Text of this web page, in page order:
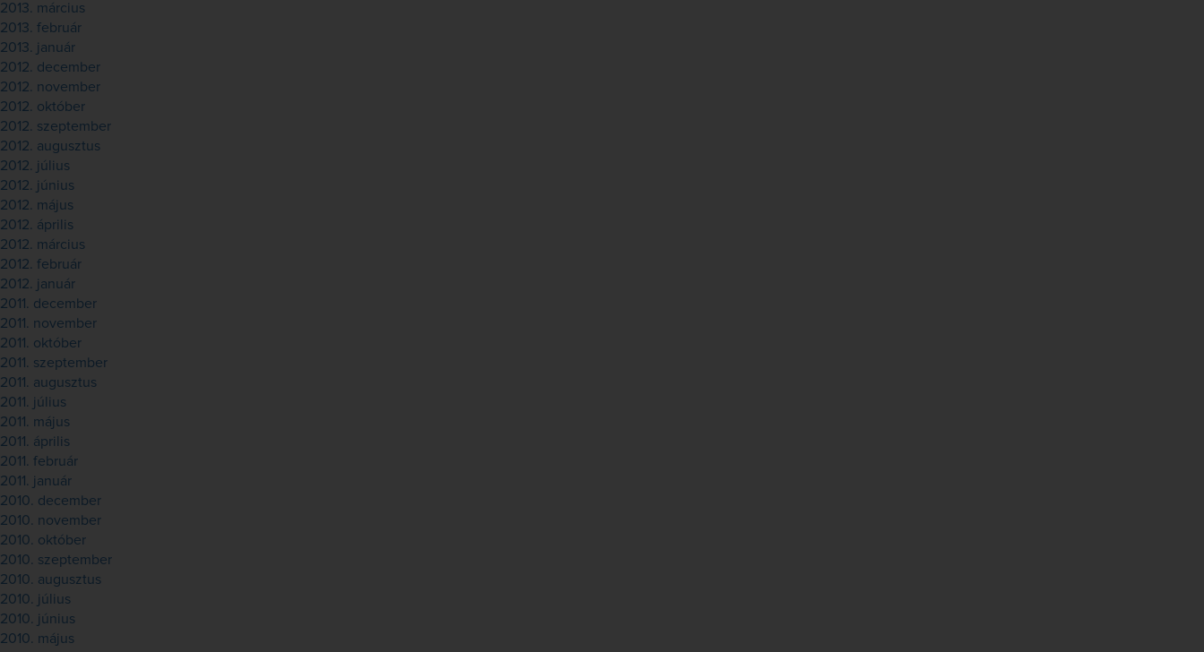
2013. március
2013. február
2013. január
2012. december
2012. november
2012. október
2012. szeptember
2012. augusztus
2012. július
2012. június
2012. május
2012. április
2012. március
2012. február
2012. január
2011. december
2011. november
2011. október
2011. szeptember
2011. augusztus
2011. július
2011. május
2011. április
2011. február
2011. január
2010. december
2010. november
2010. október
2010. szeptember
2010. augusztus
2010. július
2010. június
2010. május